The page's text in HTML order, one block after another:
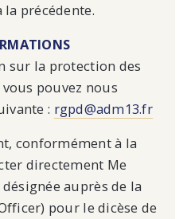
précédente.
sur la protection des
pouvez nous
: rgpd@adm13.fr
conformément à la
directement Me
auprès de la
pour le dicèse de